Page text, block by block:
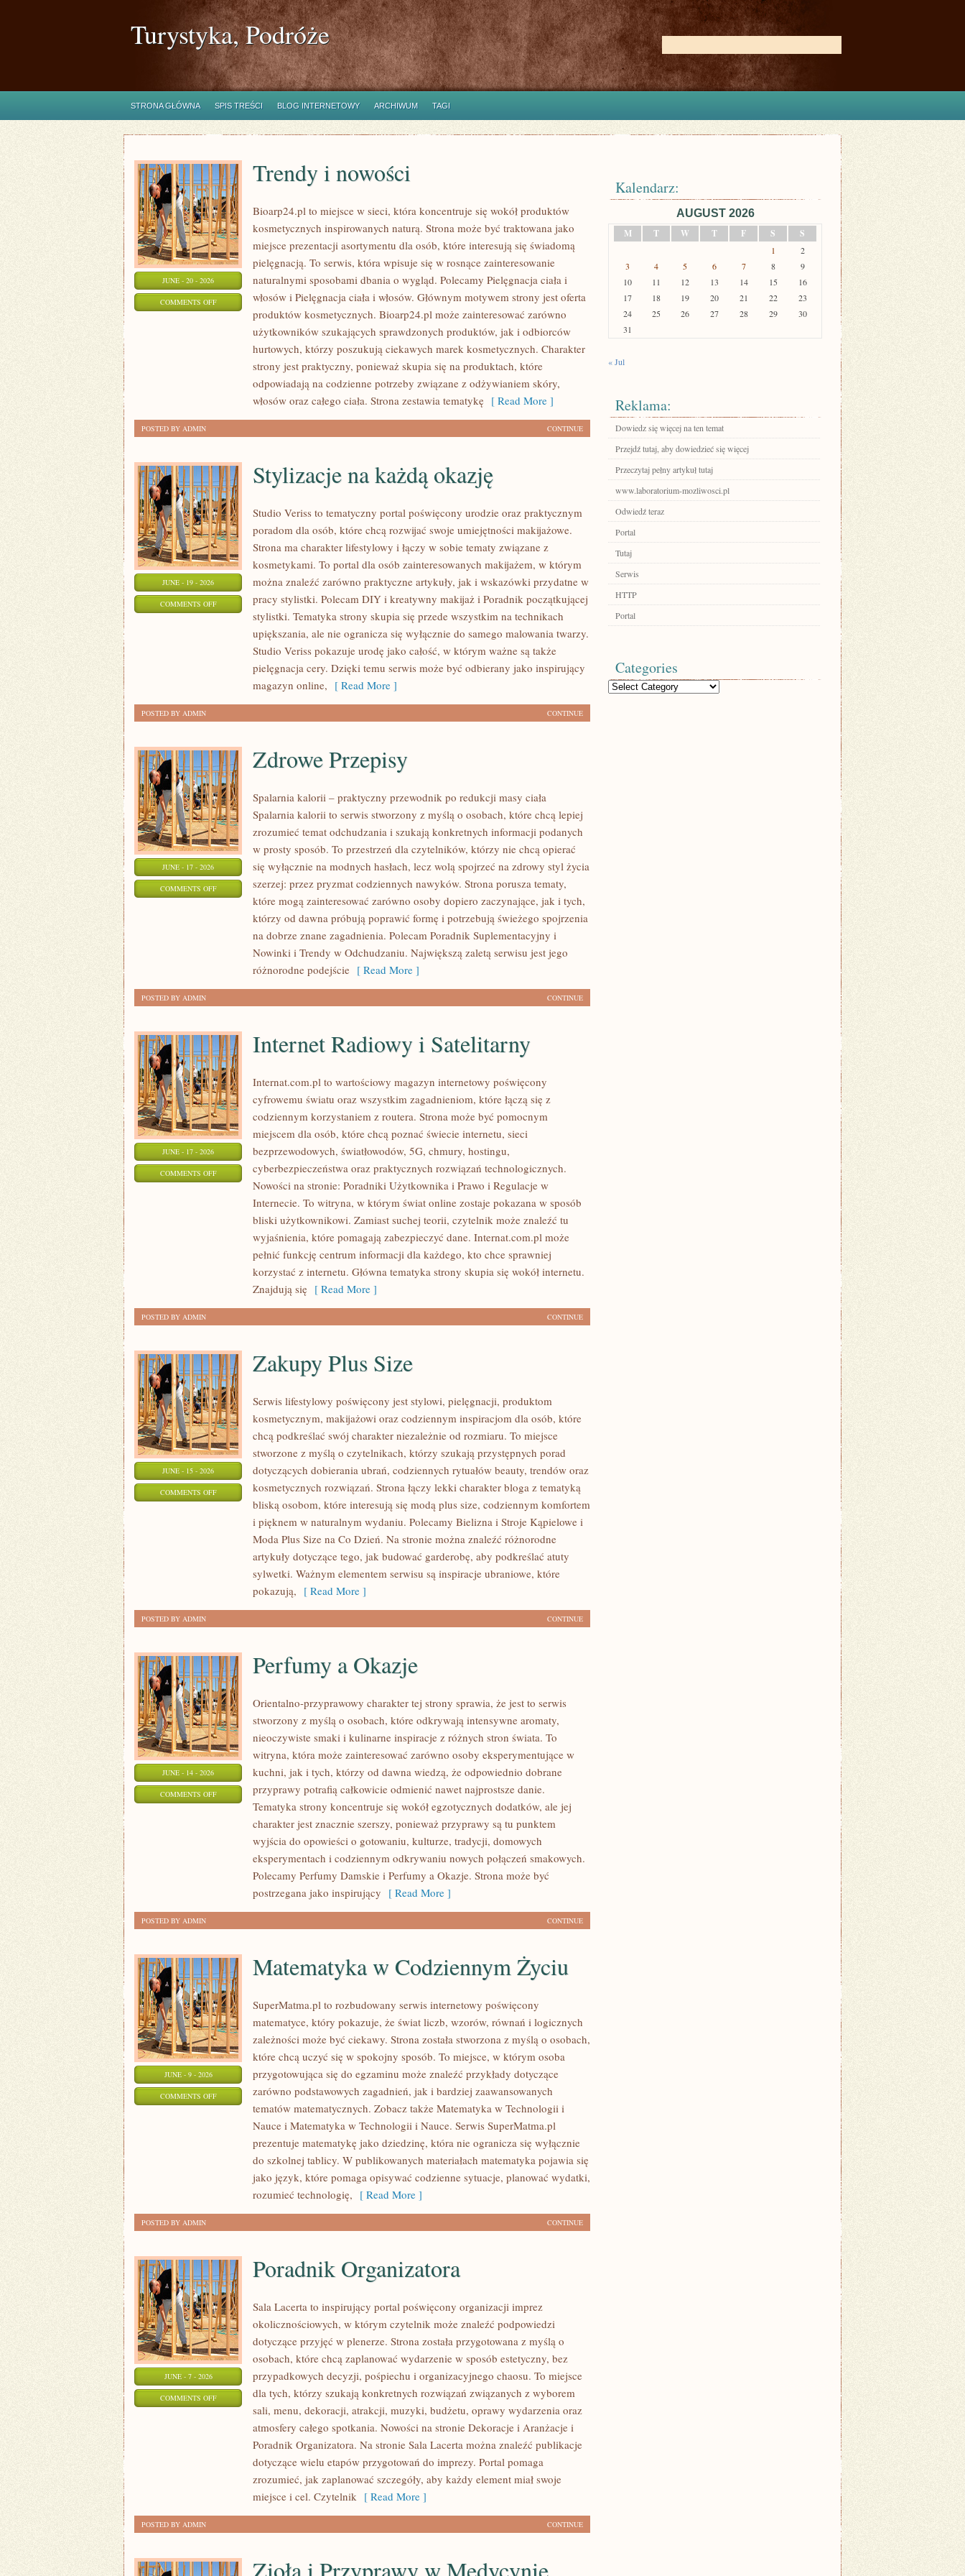
Turystyka, Podróże
STRONA GŁÓWNA SPIS TREŚCI BLOG INTERNETOWY ARCHIWUM TAGI
JUNE - 20 - 2026
COMMENTS OFFON
Trendy i nowości
Bioarp24.pl to miejsce w sieci, która koncentruje się wokół produktów
kosmetycznych inspirowanych naturą. Strona może być traktowana jako
miejsce prezentacji asortymentu dla osób, które interesują się świadomą
pielęgnacją. To serwis, która wpisuje się w rosnące zainteresowanie
naturalnymi sposobami dbania o wygląd. Polecamy Pielęgnacja ciała i
włosów i Pielęgnacja ciała i włosów. Głównym motywem strony jest oferta
produktów kosmetycznych. Bioarp24.pl może zainteresować zarówno
użytkowników szukających sprawdzonych produktów, jak i odbiorców
hurtowych, którzy poszukują ciekawych marek kosmetycznych. Charakter
strony jest praktyczny, ponieważ skupia się na produktach, które
odpowiadają na codzienne potrzeby związane z odżywianiem skóry,
włosów oraz całego ciała. Strona zestawia tematykę [ Read More ]
CONTINUE
POSTED BY ADMIN
JUNE - 19 - 2026
COMMENTS OFFON
STYLIZACJE
Stylizacje na każdą okazję
Studio Veriss to tematyczny portal poświęcony urodzie oraz praktycznym
poradom dla osób, które chcą rozwijać swoje umiejętności makijażowe.
Strona ma charakter lifestylowy i łączy w sobie tematy związane z
kosmetykami. To portal dla osób zainteresowanych makijażem, w którym
można znaleźć zarówno praktyczne artykuły, jak i wskazówki przydatne w
pracy stylistki. Polecam DIY i kreatywny makijaż i Poradnik początkującej
stylistki. Tematyka strony skupia się przede wszystkim na technikach
upiększania, ale nie ogranicza się wyłącznie do samego malowania twarzy.
Studio Veriss pokazuje urodę jako całość, w którym ważne są także
pielęgnacja cery. Dzięki temu serwis może być odbierany jako inspirujący
magazyn online, [ Read More ]
CONTINUE
POSTED BY ADMIN
JUNE - 17 - 2026
COMMENTS OFFON
Zdrowe Przepisy
Spalarnia kalorii – praktyczny przewodnik po redukcji masy ciała
Spalarnia kalorii to serwis stworzony z myślą o osobach, które chcą lepiej
zrozumieć temat odchudzania i szukają konkretnych informacji podanych
w prosty sposób. To przestrzeń dla czytelników, którzy nie chcą opierać
się wyłącznie na modnych hasłach, lecz wolą spojrzeć na zdrowy styl życia
szerzej: przez pryzmat codziennych nawyków. Strona porusza tematy,
które mogą zainteresować zarówno osoby dopiero zaczynające, jak i tych,
którzy od dawna próbują poprawić formę i potrzebują świeżego spojrzenia
na dobrze znane zagadnienia. Polecam Poradnik Suplementacyjny i
Nowinki i Trendy w Odchudzaniu. Największą zaletą serwisu jest jego
różnorodne podejście [ Read More ]
CONTINUE
POSTED BY ADMIN
JUNE - 17 - 2026
COMMENTS OFFON
SATELITARNY
Internet Radiowy i Satelitarny
Internat.com.pl to wartościowy magazyn internetowy poświęcony
cyfrowemu światu oraz wszystkim zagadnieniom, które łączą się z
codziennym korzystaniem z routera. Strona może być pomocnym
miejscem dla osób, które chcą poznać świecie internetu, sieci
bezprzewodowych, światłowodów, 5G, chmury, hostingu,
cyberbezpieczeństwa oraz praktycznych rozwiązań technologicznych.
Nowości na stronie: Poradniki Użytkownika i Prawo i Regulacje w
Internecie. To witryna, w którym świat online zostaje pokazana w sposób
bliski użytkownikowi. Zamiast suchej teorii, czytelnik może znaleźć tu
wyjaśnienia, które pomagają zabezpieczyć dane. Internat.com.pl może
pełnić funkcję centrum informacji dla każdego, kto chce sprawniej
korzystać z internetu. Główna tematyka strony skupia się wokół internetu.
Znajdują się [ Read More ]
CONTINUE
POSTED BY ADMIN
JUNE - 15 - 2026
COMMENTS OFFON
Zakupy Plus Size
Serwis lifestylowy poświęcony jest stylowi, pielęgnacji, produktom
kosmetycznym, makijażowi oraz codziennym inspiracjom dla osób, które
chcą podkreślać swój charakter niezależnie od rozmiaru. To miejsce
stworzone z myślą o czytelnikach, którzy szukają przystępnych porad
dotyczących dobierania ubrań, codziennych rytuałów beauty, trendów oraz
kosmetycznych rozwiązań. Strona łączy lekki charakter bloga z tematyką
bliską osobom, które interesują się modą plus size, codziennym komfortem
i pięknem w naturalnym wydaniu. Polecamy Bielizna i Stroje Kąpielowe i
Moda Plus Size na Co Dzień. Na stronie można znaleźć różnorodne
artykuły dotyczące tego, jak budować garderobę, aby podkreślać atuty
sylwetki. Ważnym elementem serwisu są inspiracje ubraniowe, które
pokazują, [ Read More ]
CONTINUE
POSTED BY ADMIN
JUNE - 14 - 2026
COMMENTS OFFON
Perfumy a Okazje
Orientalno-przyprawowy charakter tej strony sprawia, że jest to serwis
stworzony z myślą o osobach, które odkrywają intensywne aromaty,
nieoczywiste smaki i kulinarne inspiracje z różnych stron świata. To
witryna, która może zainteresować zarówno osoby eksperymentujące w
kuchni, jak i tych, którzy od dawna wiedzą, że odpowiednio dobrane
przyprawy potrafią całkowicie odmienić nawet najprostsze danie.
Tematyka strony koncentruje się wokół egzotycznych dodatków, ale jej
charakter jest znacznie szerszy, ponieważ przyprawy są tu punktem
wyjścia do opowieści o gotowaniu, kulturze, tradycji, domowych
eksperymentach i codziennym odkrywaniu nowych połączeń smakowych.
Polecamy Perfumy Damskie i Perfumy a Okazje. Strona może być
postrzegana jako inspirujący [ Read More ]
CONTINUE
POSTED BY ADMIN
JUNE - 9 - 2026
COMMENTS OFFON
MATEMATYKA
CODZIENNYM
Matematyka w Codziennym Życiu
SuperMatma.pl to rozbudowany serwis internetowy poświęcony
matematyce, który pokazuje, że świat liczb, wzorów, równań i logicznych
zależności może być ciekawy. Strona została stworzona z myślą o osobach,
które chcą uczyć się w spokojny sposób. To miejsce, w którym osoba
przygotowująca się do egzaminu może znaleźć przykłady dotyczące
zarówno podstawowych zagadnień, jak i bardziej zaawansowanych
tematów matematycznych. Zobacz także Matematyka w Technologii i
Nauce i Matematyka w Technologii i Nauce. Serwis SuperMatma.pl
prezentuje matematykę jako dziedzinę, która nie ogranicza się wyłącznie
do szkolnej tablicy. W publikowanych materiałach matematyka pojawia się
jako język, które pomaga opisywać codzienne sytuacje, planować wydatki,
rozumieć technologię, [ Read More ]
CONTINUE
POSTED BY ADMIN
JUNE - 7 - 2026
COMMENTS OFFON
ORGANIZATORA
Poradnik Organizatora
Sala Lacerta to inspirujący portal poświęcony organizacji imprez
okolicznościowych, w którym czytelnik może znaleźć podpowiedzi
dotyczące przyjęć w plenerze. Strona została przygotowana z myślą o
osobach, które chcą zaplanować wydarzenie w sposób estetyczny, bez
przypadkowych decyzji, pośpiechu i organizacyjnego chaosu. To miejsce
dla tych, którzy szukają konkretnych rozwiązań związanych z wyborem
sali, menu, dekoracji, atrakcji, muzyki, budżetu, oprawy wydarzenia oraz
atmosfery całego spotkania. Nowości na stronie Dekoracje i Aranżacje i
Poradnik Organizatora. Na stronie Sala Lacerta można znaleźć publikacje
dotyczące wielu etapów przygotowań do imprezy. Portal pomaga
zrozumieć, jak zaplanować szczegóły, aby każdy element miał swoje
miejsce i cel. Czytelnik [ Read More ]
CONTINUE
POSTED BY ADMIN
Kalendarz:
AUGUST 2026
M
T W T F S S
1
2
3
4 5 6 7 8
9
10
11 12 13 14 15
16
17
18 19 20 21 22
23
24
25 26 27 28 29
30
31
« Jul
Reklama:
Dowiedz się więcej na ten temat
Przejdź tutaj, aby dowiedzieć się więcej
Przeczytaj pełny artykuł tutaj
www.laboratorium-mozliwosci.pl
Odwiedź teraz
Portal
Tutaj
Serwis
HTTP
Portal
Categories
Categories